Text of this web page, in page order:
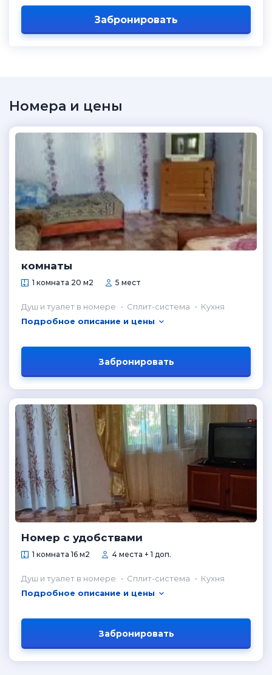
Забронировать
Номера и цены
комнаты
1 комната 20 м2 5 мест
Душ и туалет в номере Сплит-система
Кухня
Подробное описание и цены
Забронировать
Номер с удобствами
1 комната 16 м2 4 места + 1 доп.
Душ и туалет в номере Сплит-система
Кухня
Подробное описание и цены
Забронировать